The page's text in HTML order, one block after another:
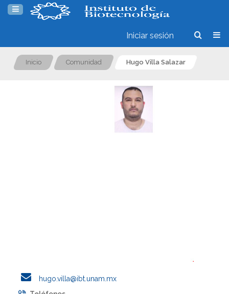
Iniciar sesión
Inicio Comunidad Hugo Villa Salazar
hugo.villa@ibt.unam.mx